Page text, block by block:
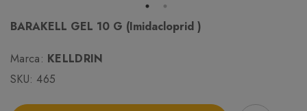
BARAKELL GEL 10 G (Imidacloprid )
Marca: KELLDRIN
SKU: 465